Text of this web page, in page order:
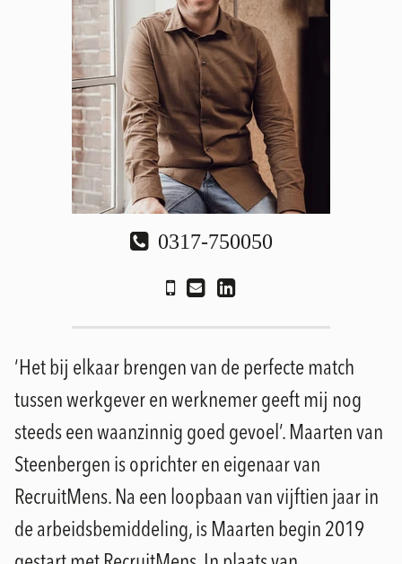
0317-750050
‘Het bij elkaar brengen van de perfecte match
tussen werkgever en werknemer geeft mij nog
steeds een waanzinnig goed gevoel’. Maarten van
Steenbergen is oprichter en eigenaar van
RecruitMens. Na een loopbaan van vijftien jaar in
de arbeidsbemiddeling, is Maarten begin 2019